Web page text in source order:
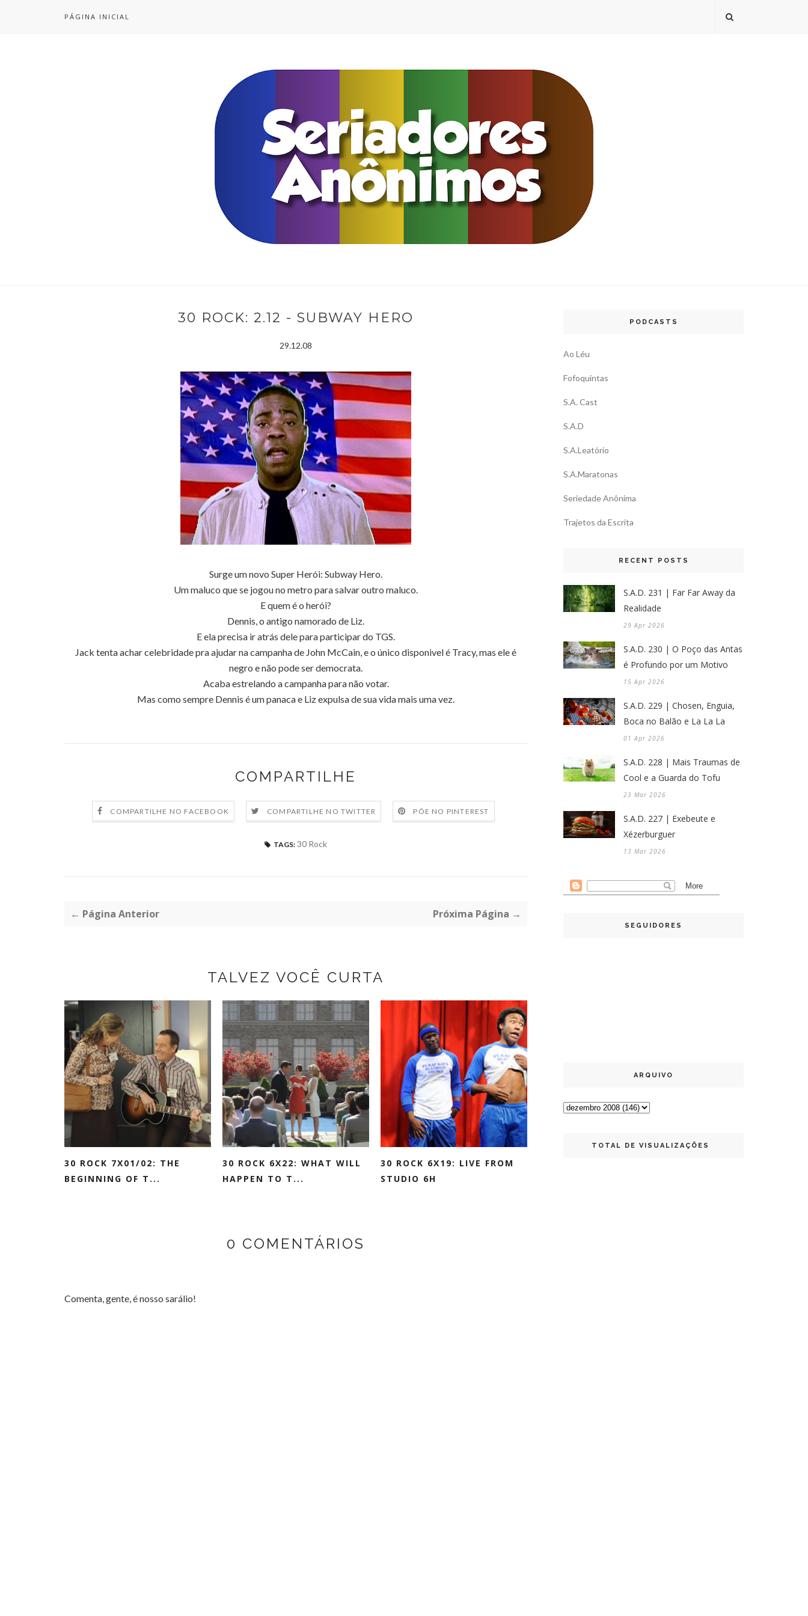
PÁGINA INICIAL
30 ROCK: 2.12 - SUBWAY HERO
29.12.08
Surge um novo Super Herói: Subway Hero.
Um maluco que se jogou no metro para salvar outro maluco.
E quem é o herói?
Dennis, o antigo namorado de Liz.
E ela precisa ir atrás dele para participar do TGS.
Jack tenta achar celebridade pra ajudar na campanha de John McCain, e o único disponivel é Tracy, mas ele é
negro e não pode ser democrata.
Acaba estrelando a campanha para não votar.
Mas como sempre Dennis é um panaca e Liz expulsa de sua vida mais uma vez.
COMPARTILHE
COMPARTILHE NO FACEBOOK COMPARTILHE NO TWITTER PÕE NO PINTEREST
TAGS: 30 Rock
← Página Anterior Próxima Página →
TALVEZ VOCÊ CURTA
30 ROCK 7X01/02: THE
BEGINNING OF T...
30 ROCK 6X22: WHAT WILL
HAPPEN TO T...
30 ROCK 6X19: LIVE FROM
STUDIO 6H
0 COMENTÁRIOS
Comenta, gente, é nosso sarálio!
PODCASTS
Ao Léu
Fofoquintas
S.A. Cast
S.A.D
S.A.Leatório
S.A.Maratonas
Seriedade Anônima
Trajetos da Escrita
RECENT POSTS
S.A.D. 231 | Far Far Away da
Realidade
29 Apr 2026
S.A.D. 230 | O Poço das Antas
é Profundo por um Motivo
15 Apr 2026
S.A.D. 229 | Chosen, Enguia,
Boca no Balão e La La La
01 Apr 2026
S.A.D. 228 | Mais Traumas de
Cool e a Guarda do Tofu
23 Mar 2026
S.A.D. 227 | Exebeute e
Xézerburguer
13 Mar 2026
SEGUIDORES
ARQUIVO
TOTAL DE VISUALIZAÇÕES